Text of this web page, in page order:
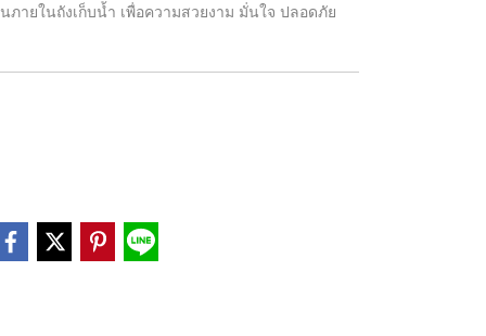
ายในถังเก็บน้ำ เพื่อความสวยงาม มั่นใจ ปลอดภัย